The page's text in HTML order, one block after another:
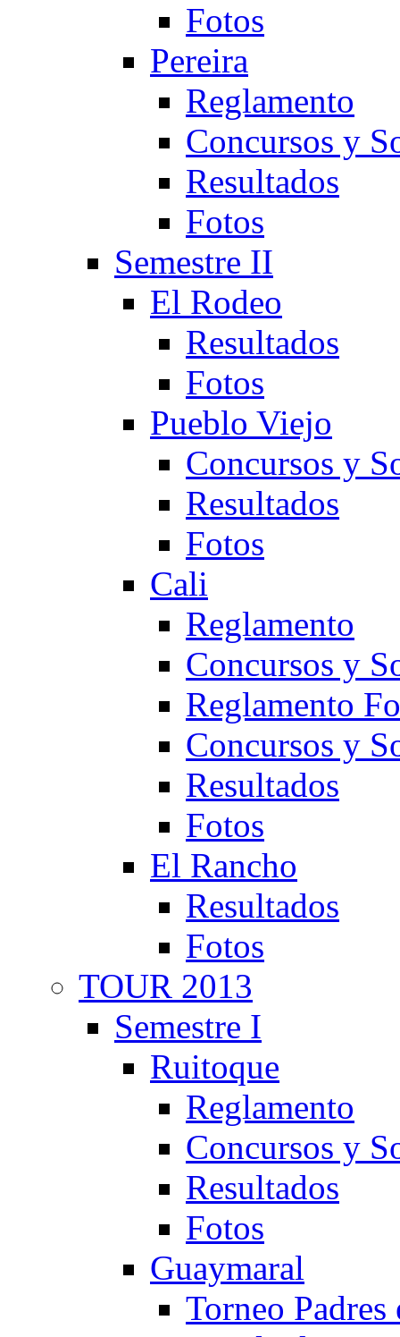
Fotos
Pereira
Reglamento
Concursos y
Resultados
Fotos
Semestre II
El Rodeo
Resultados
Fotos
Pueblo Viejo
Concursos y
Resultados
Fotos
Cali
Reglamento
Concursos y
Reglamento
Concursos y
Resultados
Fotos
El Rancho
Resultados
Fotos
TOUR 2013
Semestre I
Ruitoque
Reglamento
Concursos y
Resultados
Fotos
Guaymaral
Torneo